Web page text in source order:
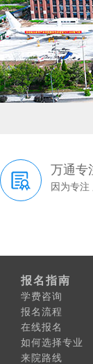
万通专
因为专注
报名指南
学费咨询
报名流程
在线报名
如何选择专业
来院路线